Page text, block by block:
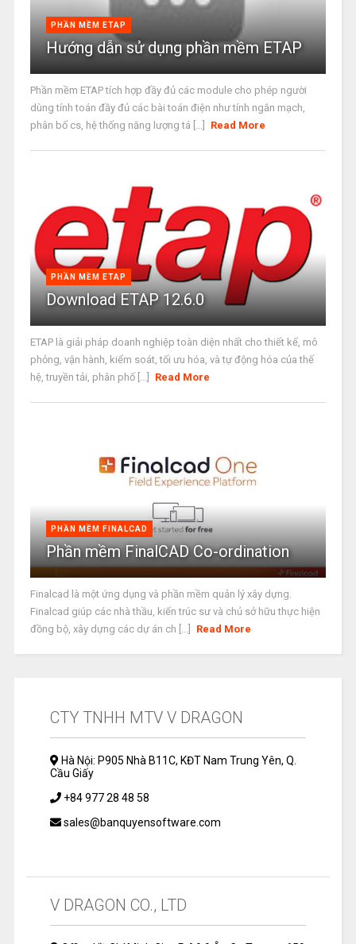
PHẦN MỀM ETAP
Hướng dẫn sử dụng phần mềm ETAP
Phần mềm ETAP tích hợp đầy đủ các module cho phép người
dùng tính toán đầy đủ các bài toán điện như tính ngắn mạch,
phân bố cs, hệ thống năng lượng tá [...]
Read More
PHẦN MỀM ETAP
Download ETAP 12.6.0
ETAP là giải pháp doanh nghiệp toàn diện nhất cho thiết kế, mô
phỏng, vận hành, kiểm soát, tối ưu hóa, và tự động hóa của thế
hệ, truyền tải, phân phố [...]
Read More
PHẦN MỀM FINALCAD
Phần mềm FinalCAD Co-ordination
Finalcad là một ứng dụng và phần mềm quản lý xây dựng.
Finalcad giúp các nhà thầu, kiến trúc sư và chủ sở hữu thực hiện
đồng bộ, xây dựng các dự án ch [...]
Read More
CTY TNHH MTV V DRAGON
Hà Nội: P905 Nhà B11C, KĐT Nam Trung Yên, Q.
Cầu Giấy
+84 977 28 48 58
sales@banquyensoftware.com
V DRAGON CO., LTD